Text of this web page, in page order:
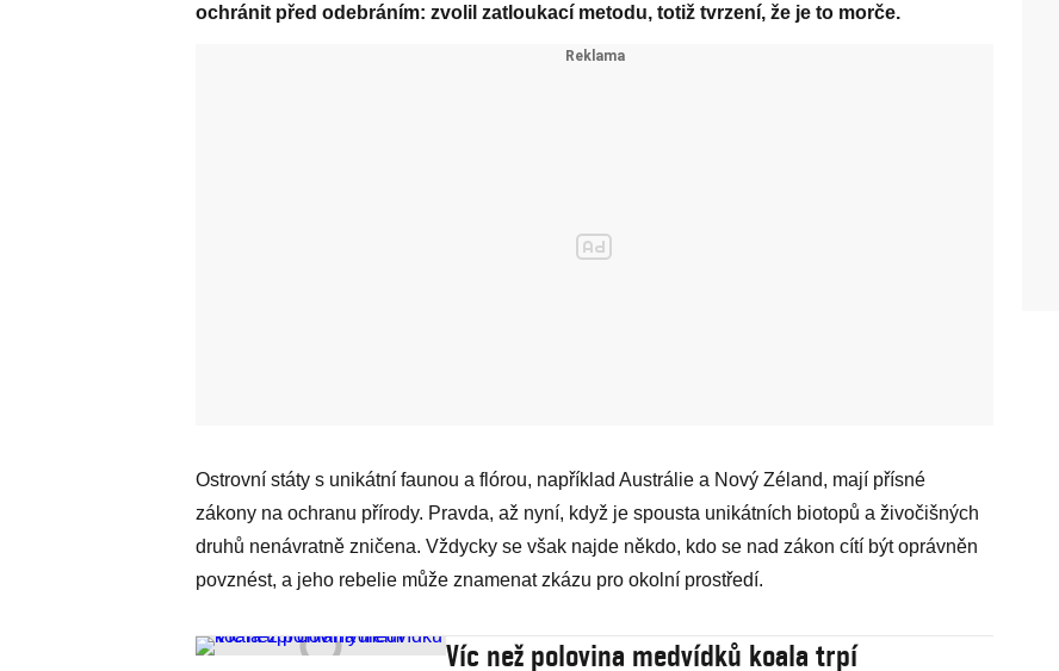
ochránit před odebráním: zvolil zatloukací metodu, totiž tvrzení, že je to morče.
Ostrovní státy s unikátní faunou a flórou, například Austrálie a Nový Zéland, mají přísné
zákony na ochranu přírody. Pravda, až nyní, když je spousta unikátních biotopů a živočišných
druhů nenávratně zničena. Vždycky se však najde někdo, kdo se nad zákon cítí být oprávněn
povznést, a jeho rebelie může znamenat zkázu pro okolní prostředí.
Víc než polovina medvídků koala trpí